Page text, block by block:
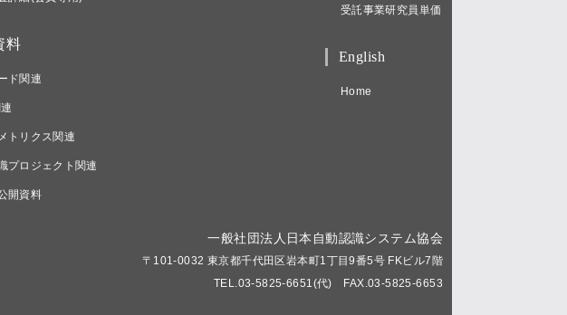
料
ド関連
トリクス関連
プロジェクト関連
開資料
受託事業研究員単価
English
Home
一般社団法人日本自動認識システム協会
〒101-0032 東京都千代田区岩本町1丁目9番5号 FKビル7階
TEL.03-5825-6651(代) FAX.03-5825-6653